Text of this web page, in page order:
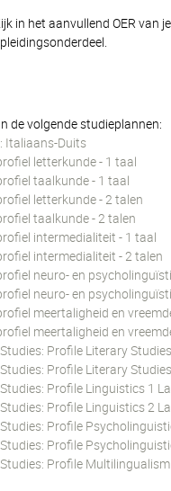
in het aanvullend OER van
de volgende studieplannen:
Italiaans-Duits
letterkunde - 1 taal
taalkunde - 1 taal
letterkunde - 2 talen
taalkunde - 2 talen
intermedialiteit - 1 taal
intermedialiteit - 2 talen
neuro- en
neuro- en
meertaligheid en
meertaligheid en
Profile Literary
Profile Literary
Profile Linguistics 1
Profile Linguistics 2
Profile
Profile
Profile